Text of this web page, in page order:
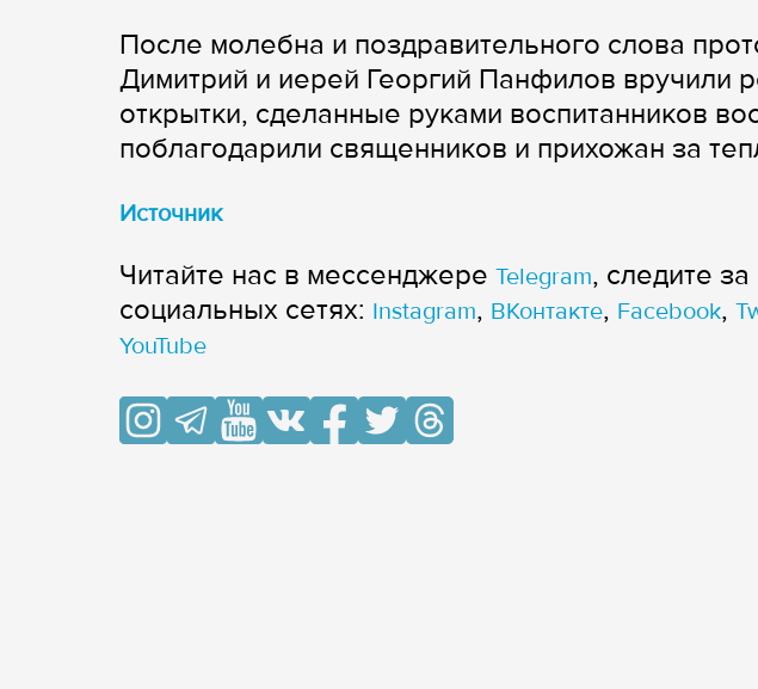
После молебна и поздравительного слова
Димитрий и иерей Георгий Панфилов вручили
открытки, сделанные руками воспитанников
поблагодарили священников и прихожан за
Источник
Читайте нас в мессенджере Telegram, следите
cоциальных сетях: Instagram, ВКонтакте, Facebook,
YouTube